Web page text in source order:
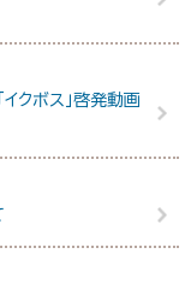
クボス」啓発動画